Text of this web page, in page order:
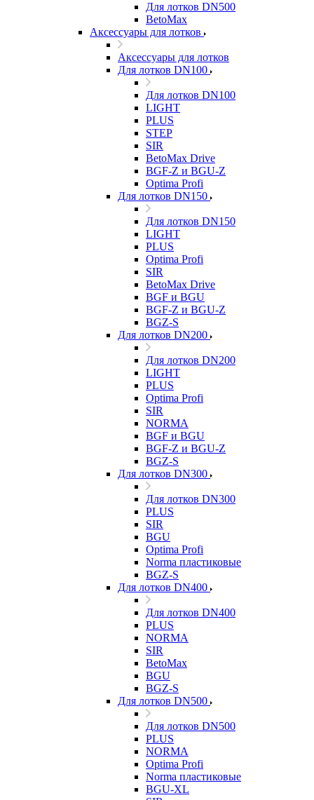
Для лотков DN500
BetoMax
Аксессуары для лотков
Аксессуары для лотков
Для лотков DN100
Для лотков DN100
LIGHT
PLUS
STEP
SIR
BetoMax Drive
BGF-Z и BGU-Z
Optima Profi
Для лотков DN150
Для лотков DN150
LIGHT
PLUS
Optima Profi
SIR
BetoMax Drive
BGF и BGU
BGF-Z и BGU-Z
BGZ-S
Для лотков DN200
Для лотков DN200
LIGHT
PLUS
Optima Profi
SIR
NORMA
BGF и BGU
BGF-Z и BGU-Z
BGZ-S
Для лотков DN300
Для лотков DN300
PLUS
SIR
BGU
Optima Profi
Norma пластиковые
BGZ-S
Для лотков DN400
Для лотков DN400
PLUS
NORMA
SIR
BetoMax
BGU
BGZ-S
Для лотков DN500
Для лотков DN500
PLUS
NORMA
Optima Profi
Norma пластиковые
BGU-XL